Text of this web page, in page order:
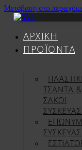
Μετάβαση στο
ΑΡΧΙΚΉ
ΠΡΟΪΌΝΤΑ
ΤΣΑΝΤΑ &
ΣΑΚΟΙ